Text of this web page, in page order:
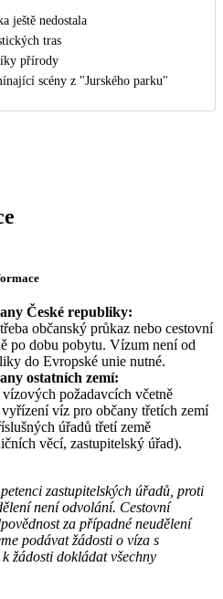
ještě nedostala
tras
přírody
scény z "Jurského parku"
České republiky:
občanský průkaz nebo cestovní
po dobu pobytu. Vízum není od
do Evropské unie nutné.
ostatních zemí:
požadavcích včetně
víz pro občany třetích zemí
úřadů třetí země
věcí, zastupitelský úřad).
zastupitelských úřadů, proti
není odvolání. Cestovní
za případné neudělení
podávat žádosti o víza s
žádosti dokládat všechny